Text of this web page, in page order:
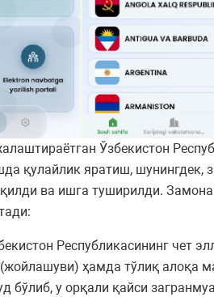
Ўзбекистон
қулайлик яратиш, шунингдек,
ва ишга туширилди.
Республикасининг чет
ҳамда тўлиқ алоқа
у орқали қайси